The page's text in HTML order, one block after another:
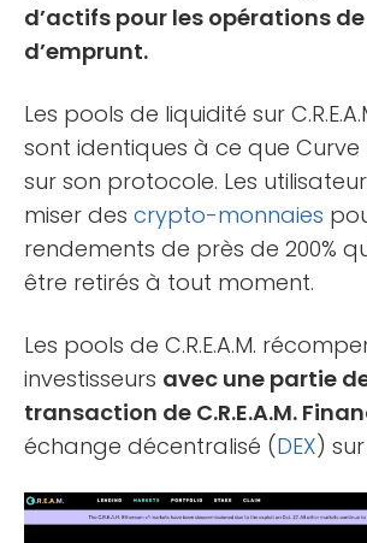
d’actifs pour les opérations
d’emprunt.
Les pools de liquidité sur
sont identiques à ce que Curve
sur son protocole. Les
miser des crypto-monnaies
rendements de près de 200%
être retirés à tout moment.
Les pools de C.R.E.A.M.
investisseurs avec une partie
transaction de C.R.E.A.M.
échange décentralisé (DEX)